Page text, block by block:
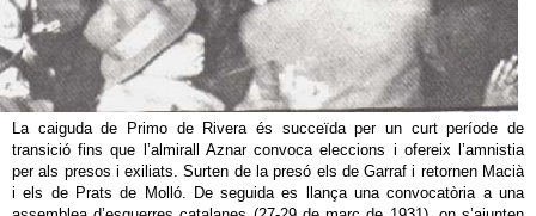
La caiguda de Primo de Rivera és succeïda per un curt període de
transició fins que l’almirall Aznar convoca eleccions i ofereix l’amnistia
per als presos i exiliats. Surten de la presó els de Garraf i retornen Macià
i els de Prats de Molló. De seguida es llança una convocatòria a una